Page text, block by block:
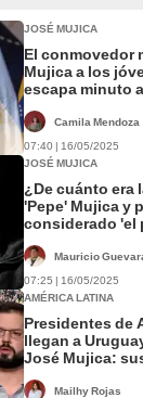
JOSÉ MUJICA
El conmovedor
Mujica a los
escapa minuto
Camila Mendoza
07:40 | 16/05/2025
JOSÉ MUJICA
¿De cuánto era
'Pepe' Mujica y
considerado 'el
Mauricio
07:25 | 16/05/2025
AMÉRICA LATINA
Presidentes de
llegan a
José Mujica:
Mailhy Rojas